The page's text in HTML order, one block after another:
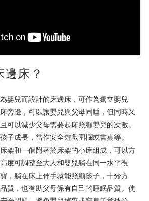
床？
嬰兒而設計的床邊床，可作為獨立嬰兒
旁邊，可以讓嬰兒與父母同睡，但同時又
可以減少父母需要起床照顧嬰兒的次數。
子成長，當作安全遊戲圍欄或書桌等。
架和一個附著於床架的小床組成，可以方
度可調整至大人和嬰兒躺在同一水平視
，躺在床上伸手就能照顧孩子，十分方
質，也有助父母保有自己的睡眠品質。使